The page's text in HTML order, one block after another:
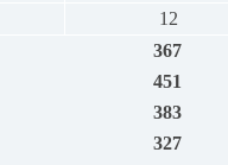
12
367
451
383
327